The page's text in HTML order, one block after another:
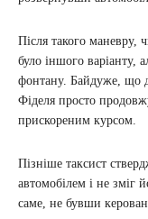
Після такого маневру,
було іншого варіанту,
фонтану. Байдуже, що
Фіделя просто
прискореним курсом.
Пізніше таксист
автомобілем і не зміг
саме, не бувши